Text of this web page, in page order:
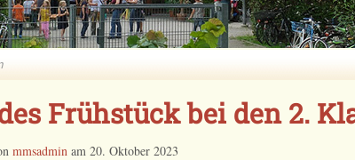
Frühstück bei den 2.
mmsadminam 20. Oktober 2023